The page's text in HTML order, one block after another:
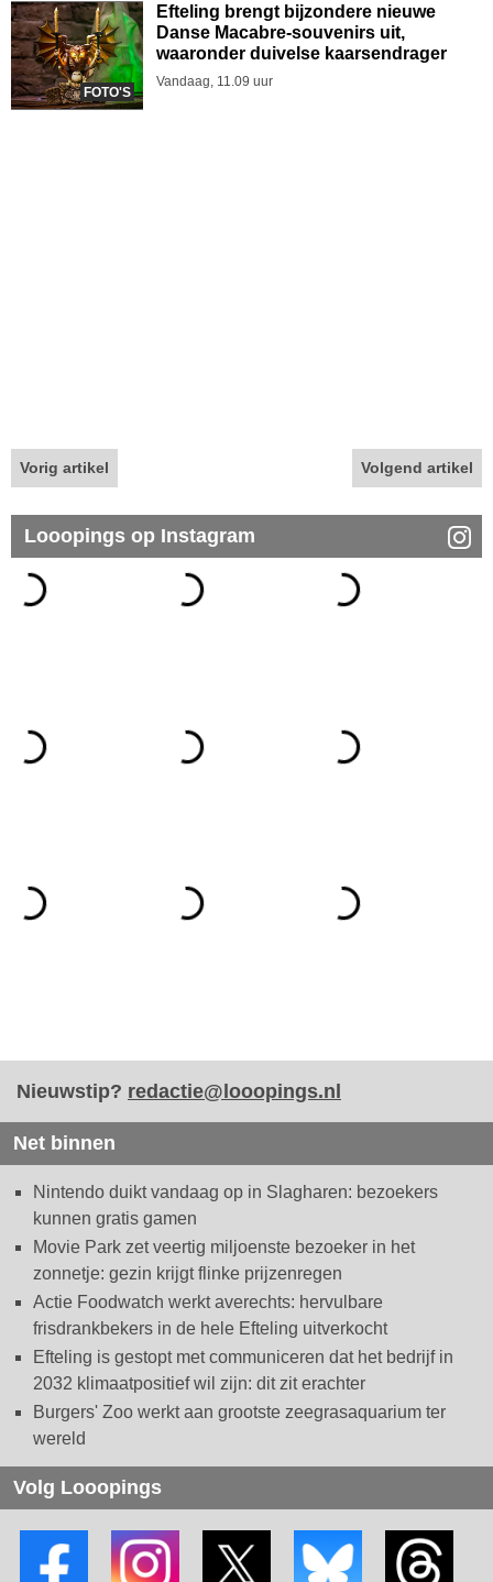
FOTO'S
Efteling brengt bijzondere nieuwe
Danse Macabre-souvenirs uit,
waaronder duivelse kaarsendrager
Vandaag, 11.09 uur
Vorig artikel Volgend artikel
Looopings op Instagram
Nieuwstip? redactie@looopings.nl
Net binnen
Nintendo duikt vandaag op in Slagharen: bezoekers
kunnen gratis gamen
Movie Park zet veertig miljoenste bezoeker in het
zonnetje: gezin krijgt flinke prijzenregen
Actie Foodwatch werkt averechts: hervulbare
frisdrankbekers in de hele Efteling uitverkocht
Efteling is gestopt met communiceren dat het bedrijf in
2032 klimaatpositief wil zijn: dit zit erachter
Burgers' Zoo werkt aan grootste zeegrasaquarium ter
wereld
Volg Looopings